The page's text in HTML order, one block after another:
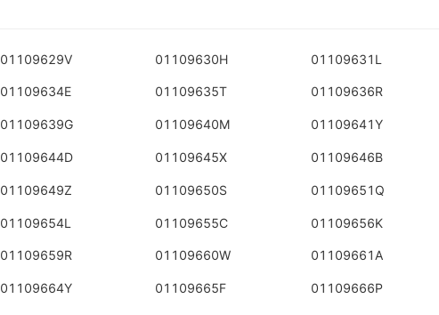
01109629V 01109630H 01109631L
01109634E 01109635T 01109636R
01109639G 01109640M 01109641Y
01109644D 01109645X 01109646B
01109649Z 01109650S 01109651Q
01109654L 01109655C 01109656K
01109659R 01109660W 01109661A
01109664Y 01109665F 01109666P